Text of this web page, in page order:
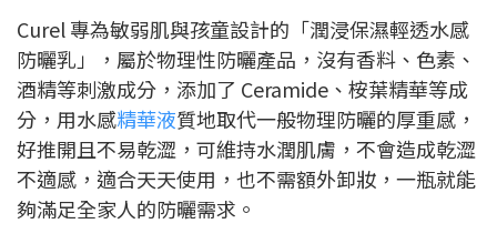
Curel 專為敏弱肌與孩童設計的「潤浸保濕輕透水感
防曬乳」，屬於物理性防曬產品，沒有香料、色素、
酒精等刺激成分，添加了 Ceramide、桉葉精華等成
分，用水感精華液質地取代一般物理防曬的厚重感，
好推開且不易乾澀，可維持水潤肌膚，不會造成乾澀
不適感，適合天天使用，也不需額外卸妝，一瓶就能
夠滿足全家人的防曬需求。